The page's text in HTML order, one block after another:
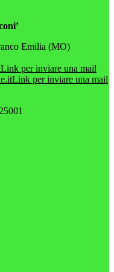
Emilia (MO)
Link per inviare una mail
Link per inviare una mail